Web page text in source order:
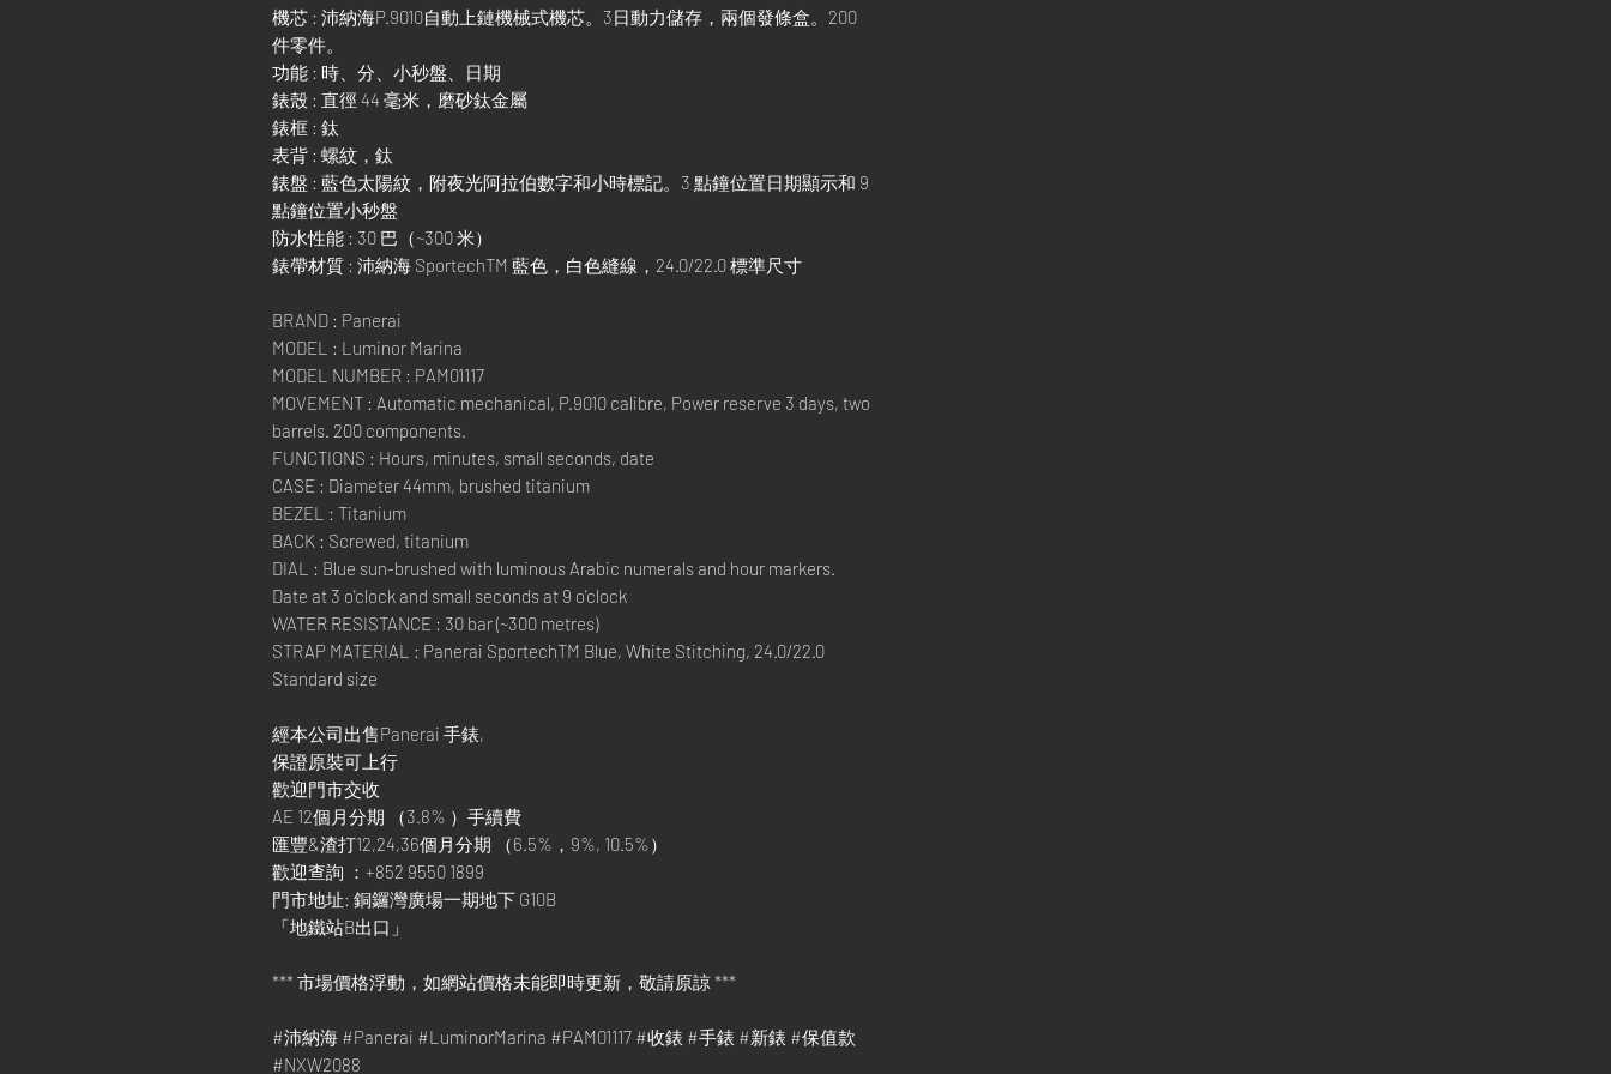
機芯 : 沛納海P.9010自動上鏈機械式機芯。3日動力儲存，兩個發條盒。200
件零件。
功能 : 時、分、小秒盤、日期
錶殼 : 直徑 44 毫米，磨砂鈦金屬
錶框 : 鈦
表背 : 螺紋，鈦
錶盤 : 藍色太陽紋，附夜光阿拉伯數字和小時標記。3 點鐘位置日期顯示和 9
點鐘位置小秒盤
防水性能 : 30 巴（~300 米）
錶帶材質 : 沛納海 SportechTM 藍色，白色縫線，24.0/22.0 標準尺寸
BRAND : Panerai
MODEL : Luminor Marina
MODEL NUMBER : PAM01117
MOVEMENT : Automatic mechanical, P.9010 calibre, Power reserve 3 days, two
barrels. 200 components.
FUNCTIONS : Hours, minutes, small seconds, date
CASE : Diameter 44mm, brushed titanium
BEZEL : Titanium
BACK : Screwed, titanium
DIAL : Blue sun-brushed with luminous Arabic numerals and hour markers.
Date at 3 o'clock and small seconds at 9 o'clock
WATER RESISTANCE : 30 bar (~300 metres)
STRAP MATERIAL : Panerai SportechTM Blue, White Stitching, 24.0/22.0
Standard size
經本公司出售Panerai 手錶,
保證原裝可上行
歡迎門市交收
AE 12個月分期 （3.8% ）手續費
匯豐&渣打12,24,36個月分期 （6.5%，9%, 10.5%）
歡迎查詢 ：+852 9550 1899
門市地址: 銅鑼灣廣場一期地下 G10B
「地鐵站B出口」
*** 市場價格浮動，如網站價格未能即時更新，敬請原諒 ***
#沛納海 #Panerai #LuminorMarina #PAM01117 #收錶 #手錶 #新錶 #保值款
#NXW2088